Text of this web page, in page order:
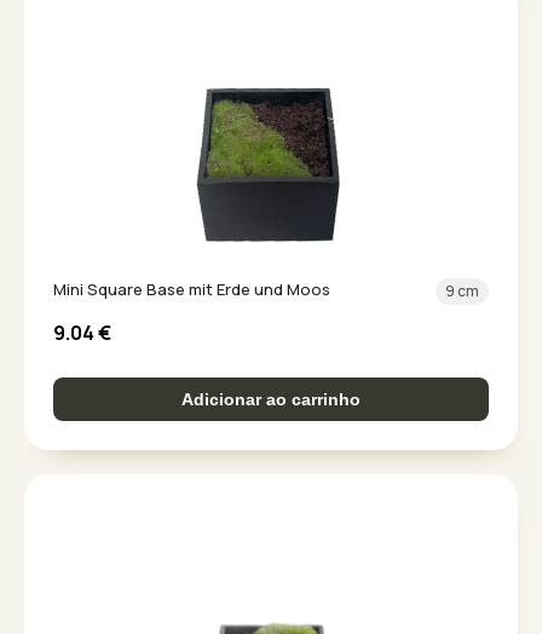
Mini Square Base mit Erde und Moos 9 cm
9.04€
Adicionar ao carrinho